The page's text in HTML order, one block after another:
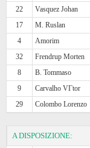
22
Vasquez Johan
17
M. Ruslan
4
Amorim
32
Frendrup Morten
8
B. Tommaso
9
Carvalho VГ­tor
29
Colombo Lorenzo
A DISPOSIZIONE: